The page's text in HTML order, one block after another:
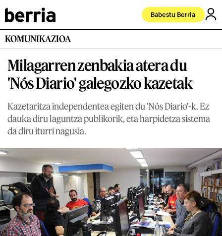
Babestu Berria
KOMUNIKAZIOA
Milagarren zenbakia atera du
'Nós Diario' galegozko kazetak
Kazetaritza independentea egiten du 'Nós Diario'-k. Ez
dauka diru laguntza publikorik, eta harpidetza sistema
da diru iturri nagusia.